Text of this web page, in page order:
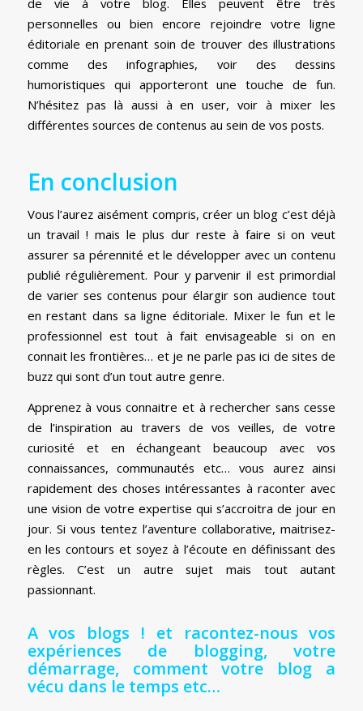
de vie à votre blog. Elles peuvent être très
personnelles ou bien encore rejoindre votre ligne
éditoriale en prenant soin de trouver des illustrations
comme des infographies, voir des dessins
humoristiques qui apporteront une touche de fun.
N’hésitez pas là aussi à en user, voir à mixer les
différentes sources de contenus au sein de vos posts.
En conclusion
Vous l’aurez aisément compris, créer un blog c’est déjà
un travail ! mais le plus dur reste à faire si on veut
assurer sa pérennité et le développer avec un contenu
publié régulièrement. Pour y parvenir il est primordial
de varier ses contenus pour élargir son audience tout
en restant dans sa ligne éditoriale. Mixer le fun et le
professionnel est tout à fait envisageable si on en
connait les frontières… et je ne parle pas ici de sites de
buzz qui sont d’un tout autre genre.
Apprenez à vous connaitre et à rechercher sans cesse
de l’inspiration au travers de vos veilles, de votre
curiosité et en échangeant beaucoup avec vos
connaissances, communautés etc… vous aurez ainsi
rapidement des choses intéressantes à raconter avec
une vision de votre expertise qui s’accroitra de jour en
jour. Si vous tentez l’aventure collaborative, maitrisez-
en les contours et soyez à l’écoute en définissant des
règles. C’est un autre sujet mais tout autant
passionnant.
A vos blogs ! et racontez-nous vos
expériences de blogging, votre
démarrage, comment votre blog a
vécu dans le temps etc…